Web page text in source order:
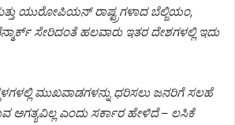
ಯುರೋಪಿಯನ್ ರಾಷ್ಟ್ರಗಳಾದ ಬೆಲ್ಜಿಯಂ,
ಸೇರಿದಂತೆ ಹಲವಾರು ಇತರ ದೇಶಗಳಲ್ಲಿ ಇದು
ಮುಖವಾಡಗಳನ್ನು ಧರಿಸಲು ಜನರಿಗೆ ಸಲಹೆ
ಅಗತ್ಯವಿಲ್ಲ ಎಂದು ಸರ್ಕಾರ ಹೇಳಿದೆ – ಲಸಿಕೆ